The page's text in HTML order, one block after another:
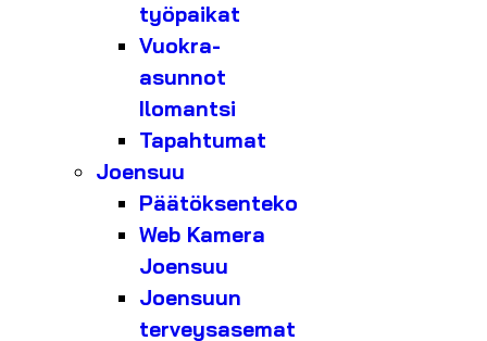
työpaikat
Vuokra-
asunnot
Ilomantsi
Tapahtumat
Joensuu
Päätöksenteko
Web Kamera
Joensuu
Joensuun
terveysasemat